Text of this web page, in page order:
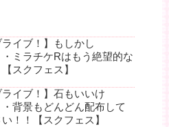
ライブ！】もしかし
ミラチケRはもう絶望的な
スクフェス】
ライブ！】石もいいけ
・背景もどんどん配布して
い！！【スクフェス】